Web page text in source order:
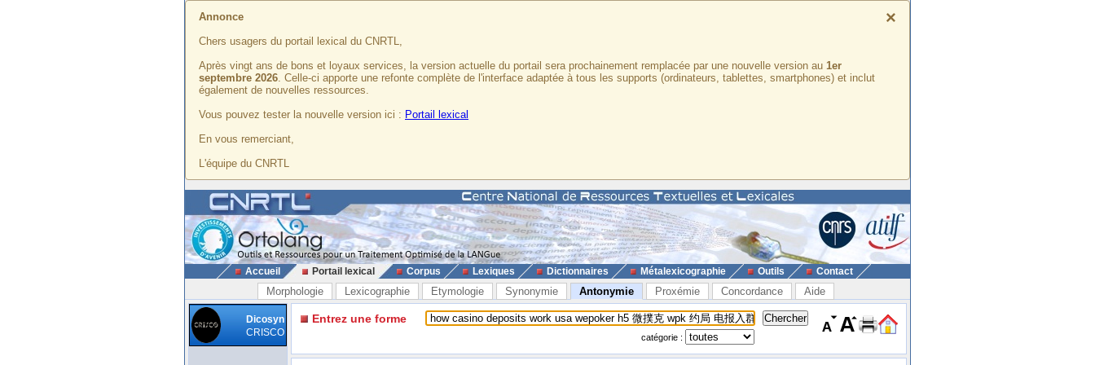
×
Annonce
Chers usagers du portail lexical du CNRTL,
Après vingt ans de bons et loyaux services, la version actuelle du portail sera prochainement remplacée par une nouvelle version au 1er
septembre 2026. Celle-ci apporte une refonte complète de l'interface adaptée à tous les supports (ordinateurs, tablettes, smartphones) et inclut
également de nouvelles ressources.
Vous pouvez tester la nouvelle version ici : Portail lexical
En vous remerciant,
L'équipe du CNRTL
Accueil Portail lexical Corpus Lexiques Dictionnaires Métalexicographie Outils Contact
Morphologie Lexicographie Etymologie Synonymie Antonymie Proxémie Concordance Aide
Dicosyn
CRISCO
Entrez une forme
catégorie :